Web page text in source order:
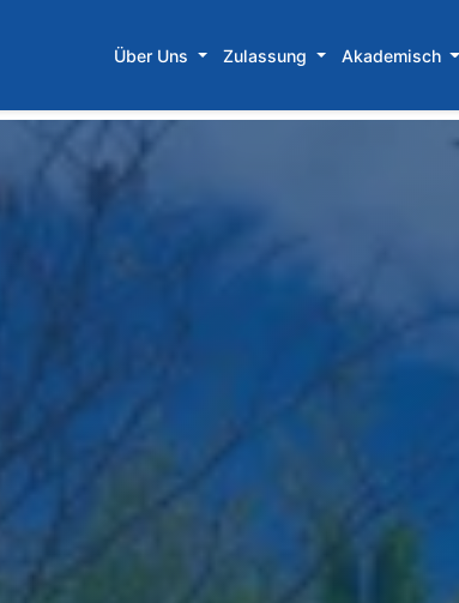
Über Uns Zulassung Akademisch